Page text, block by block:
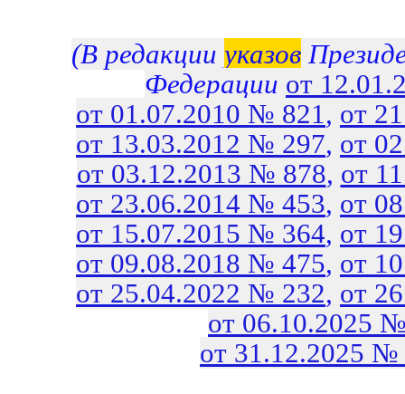
(В редакции указов
Федерации от
от 01.07.2010 № 821, от
от 13.03.2012 № 297, от
от 03.12.2013 № 878, от
от 23.06.2014 № 453, от
от 15.07.2015 № 364, от
от 09.08.2018 № 475, от
от 25.04.2022 № 232, от
от 06.10.2025
от 31.12.2025 №